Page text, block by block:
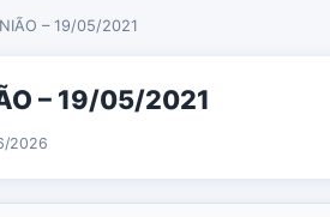
– 19/05/2021
– 19/05/2021
2026